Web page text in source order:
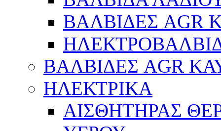
ΒΑΛΒΙΔΕΣ AGR
ΒΑΛΒΙΔΕΣ AGR
ΗΛΕΚΤΡΙΚΑ
ΑΙΣΘΗΤΗΡΑΣ